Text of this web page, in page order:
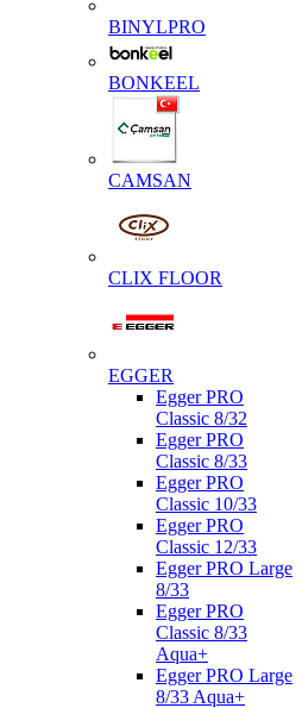
BINYLPRO
BONKEEL
CAMSAN
CLIX FLOOR
EGGER
Egger PRO
Classic 8/32
Egger PRO
Classic 8/33
Egger PRO
Classic 10/33
Egger PRO
Classic 12/33
Egger PRO Large
8/33
Egger PRO
Classic 8/33
Aqua+
Egger PRO Large
8/33 Aqua+